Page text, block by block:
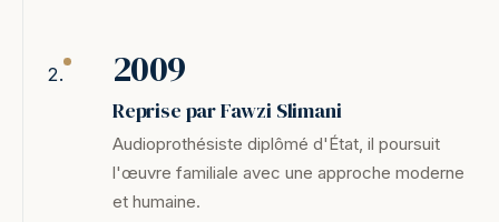
2009
Reprise par Fawzi Slimani
Audioprothésiste diplômé d'État, il poursuit
l'œuvre familiale avec une approche moderne
et humaine.